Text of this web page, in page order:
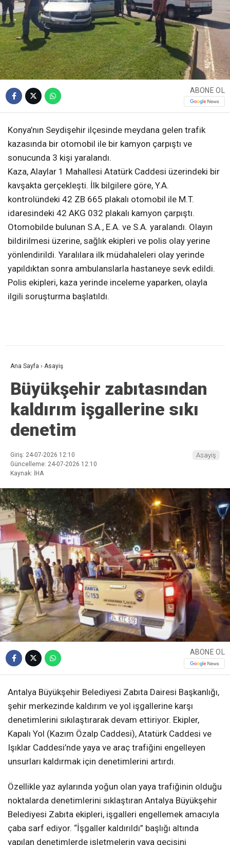
ABONE OL
Konya’nın Seydişehir ilçesinde meydana gelen trafik
kazasında bir otomobil ile bir kamyon çarpıştı ve
sonucunda 3 kişi yaralandı.
Kaza, Alaylar 1 Mahallesi Atatürk Caddesi üzerindeki bir
kavşakta gerçekleşti. İlk bilgilere göre, Y.A.
kontrolündeki 42 ZB 665 plakalı otomobil ile M.T.
idaresindeki 42 AKG 032 plakalı kamyon çarpıştı.
Otomobilde bulunan S.A., E.A. ve S.A. yaralandı. Olayın
bildirilmesi üzerine, sağlık ekipleri ve polis olay yerine
yönlendirildi. Yaralılara ilk müdahaleleri olay yerinde
yapıldıktan sonra ambulanslarla hastaneye sevk edildi.
Polis ekipleri, kaza yerinde inceleme yaparken, olayla
ilgili soruşturma başlatıldı.
Ana Sayfa › Asayiş
Büyükşehir zabıtasından
kaldırım işgallerine sıkı
denetim
Giriş: 24-07-2026 12:10
Güncelleme: 24-07-2026 12:10
Kaynak: İHA
Asayiş
ABONE OL
Antalya Büyükşehir Belediyesi Zabıta Dairesi Başkanlığı,
şehir merkezinde kaldırım ve yol işgallerine karşı
denetimlerini sıkılaştırarak devam ettiriyor. Ekipler,
Kapalı Yol (Kazım Özalp Caddesi), Atatürk Caddesi ve
Işıklar Caddesi’nde yaya ve araç trafiğini engelleyen
unsurları kaldırmak için denetimlerini artırdı.
Özellikle yaz aylarında yoğun olan yaya trafiğinin olduğu
noktalarda denetimlerini sıklaştıran Antalya Büyükşehir
Belediyesi Zabıta ekipleri, işgalleri engellemek amacıyla
çaba sarf ediyor. “İşgaller kaldırıldı” başlığı altında
yapılan denetimlerde işletmelerin yaya geçişini